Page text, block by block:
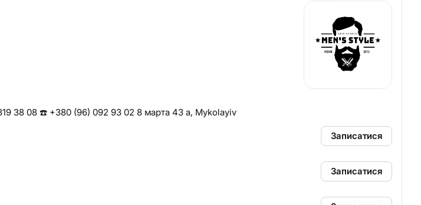
38 08 ☎️ +380 (96) 092 93 02 8 марта 43 а, Mykolayiv
Записатися
Записатися